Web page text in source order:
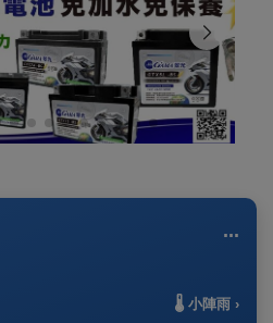
...
🌡️ 小陣雨 ›